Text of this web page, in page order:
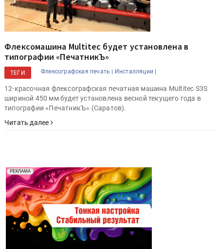
Флексомашина Multitec будет установлена в
типографии «ПечатникЪ»
ТЕГИ Флексографская печать | Инсталляции |
12-красочная флексографская печатная машина Multitec S3S
шириной 450 мм будет установлена весной текущего года в
типографии «ПечатникЪ» (Саратов).
Читать далее
РЕКЛАМА
Реклама. Рекламодатель ООО "Передовые Системы
Печати" erid: 2SDnjd2d4Qz